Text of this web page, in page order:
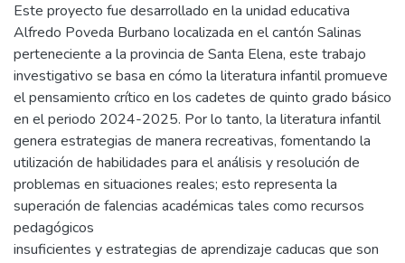
Este proyecto fue desarrollado en la unidad educativa
Alfredo Poveda Burbano localizada en el cantón Salinas
perteneciente a la provincia de Santa Elena, este trabajo
investigativo se basa en cómo la literatura infantil promueve
el pensamiento crítico en los cadetes de quinto grado básico
en el periodo 2024-2025. Por lo tanto, la literatura infantil
genera estrategias de manera recreativas, fomentando la
utilización de habilidades para el análisis y resolución de
problemas en situaciones reales; esto representa la
superación de falencias académicas tales como recursos
pedagógicos
insuficientes y estrategias de aprendizaje caducas que son